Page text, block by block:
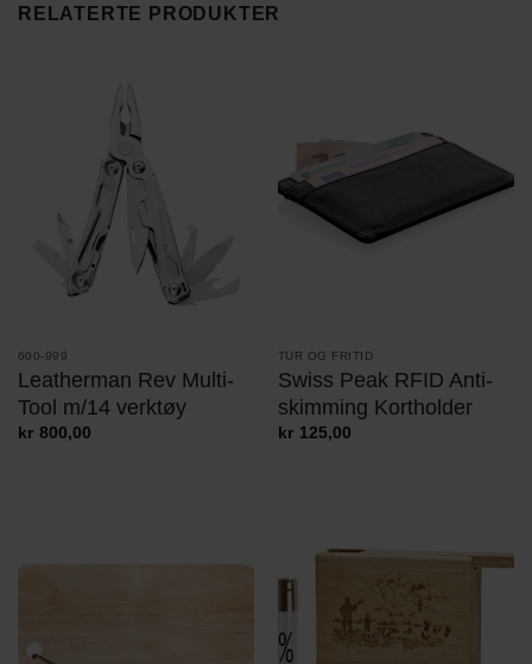
RELATERTE PRODUKTER
600-999
Leatherman Rev Multi-
Tool m/14 verktøy
kr 800,00
TUR OG FRITID
Swiss Peak RFID Anti-
skimming Kortholder
kr 125,00